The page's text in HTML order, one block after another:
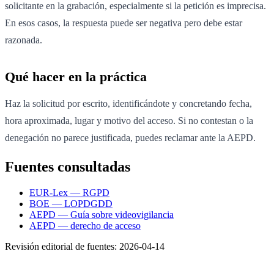
solicitante en la grabación, especialmente si la petición es imprecisa.
En esos casos, la respuesta puede ser negativa pero debe estar
razonada.
Qué hacer en la práctica
Haz la solicitud por escrito, identificándote y concretando fecha,
hora aproximada, lugar y motivo del acceso. Si no contestan o la
denegación no parece justificada, puedes reclamar ante la AEPD.
Fuentes consultadas
EUR-Lex — RGPD
BOE — LOPDGDD
AEPD — Guía sobre videovigilancia
AEPD — derecho de acceso
Revisión editorial de fuentes: 2026-04-14